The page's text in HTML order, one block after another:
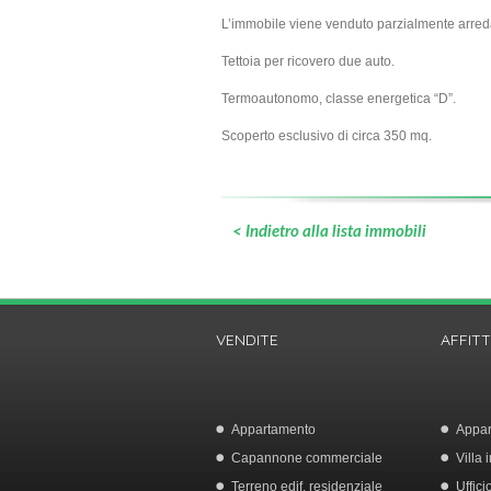
L’immobile viene venduto parzialmente
Tettoia per ricovero due auto.
Termoautonomo, classe energetica “D”.
Scoperto esclusivo di circa 350 mq.
< Indietro alla lista immobili
VENDITE
Appartamento
Capannone commerciale
Terreno edif. residenziale
Villa